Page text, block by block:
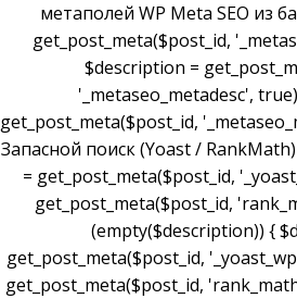
метаполей WP Meta SEO из
get_post_meta($post_id,
$description =
'_metaseo_metadesc',
get_post_meta($post_id,
Запасной поиск (Yoast /
= get_post_meta($post_id,
get_post_meta($post_id,
(empty($description)) {
get_post_meta($post_id,
get_post_meta($post_id,